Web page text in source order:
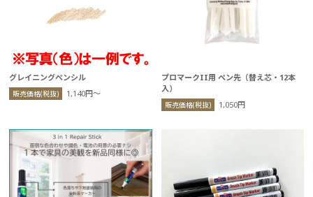
グレイニングペンシル
販売価格(税抜) 1,140円〜
プロマークII用 ペン先（替え芯・12本
入）
販売価格(税抜) 1,050円